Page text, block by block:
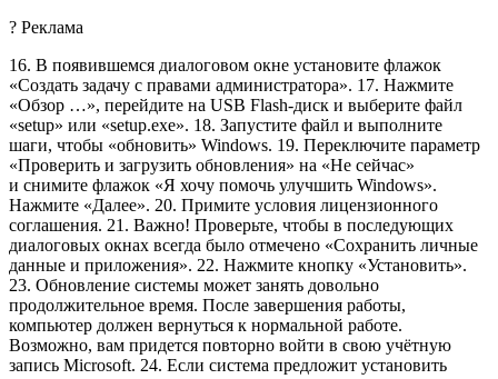
? Реклама
16. В появившемся диалоговом окне установите флажок
«Создать задачу с правами администратора». 17. Нажмите
«Обзор …», перейдите на USB Flash-диск и выберите файл
«setup» или «setup.exe». 18. Запустите файл и выполните
шаги, чтобы «обновить» Windows. 19. Переключите параметр
«Проверить и загрузить обновления» на «Не сейчас»
и снимите флажок «Я хочу помочь улучшить Windows».
Нажмите «Далее». 20. Примите условия лицензионного
соглашения. 21. Важно! Проверьте, чтобы в последующих
диалоговых окнах всегда было отмечено «Сохранить личные
данные и приложения». 22. Нажмите кнопку «Установить».
23. Обновление системы может занять довольно
продолжительное время. После завершения работы,
компьютер должен вернуться к нормальной работе.
Возможно, вам придется повторно войти в свою учётную
запись Microsoft. 24. Если система предложит установить